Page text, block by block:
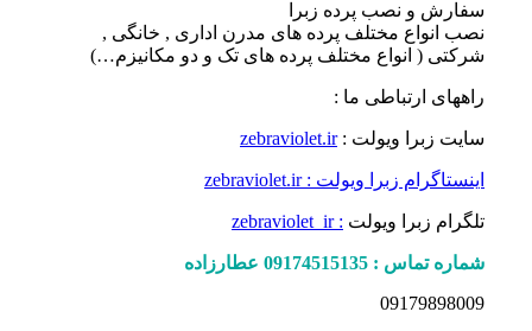
سفارش و نصب پرده زبرا
نصب انواع مختلف پرده های مدرن اداری , خانگی ,
شرکتی ( انواع مختلف پرده های تک و دو مکانیزم…)
راههای ارتباطی ما :
سایت زبرا ویولت :zebraviolet.ir
اینستاگرام زبرا ویولت : zebraviolet.ir
تلگرام زبرا ویولت: zebraviolet_ir
شماره تماس : 09174515135 عطارزاده
09179898009